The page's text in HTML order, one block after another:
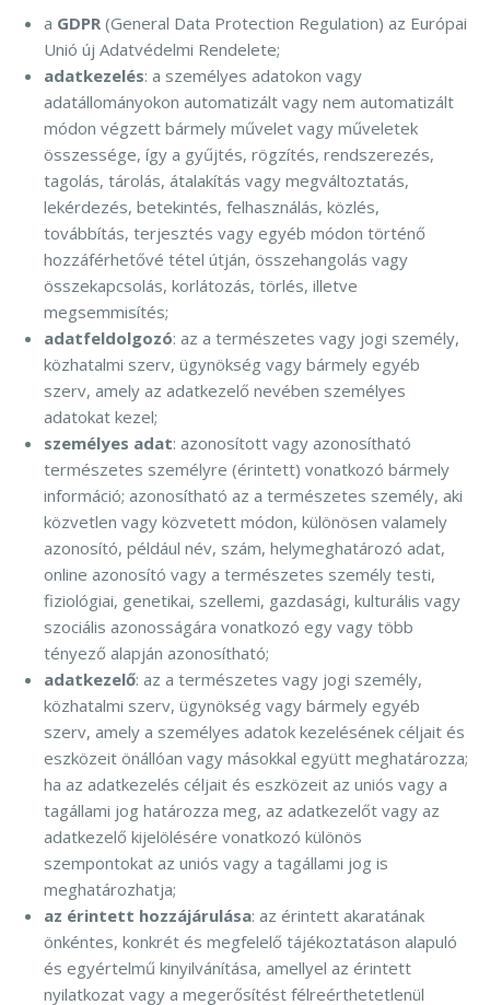
a GDPR (General Data Protection Regulation) az Európai
Unió új Adatvédelmi Rendelete;
adatkezelés: a személyes adatokon vagy
adatállományokon automatizált vagy nem automatizált
módon végzett bármely művelet vagy műveletek
összessége, így a gyűjtés, rögzítés, rendszerezés,
tagolás, tárolás, átalakítás vagy megváltoztatás,
lekérdezés, betekintés, felhasználás, közlés,
továbbítás, terjesztés vagy egyéb módon történő
hozzáférhetővé tétel útján, összehangolás vagy
összekapcsolás, korlátozás, törlés, illetve
megsemmisítés;
adatfeldolgozó: az a természetes vagy jogi személy,
közhatalmi szerv, ügynökség vagy bármely egyéb
szerv, amely az adatkezelő nevében személyes
adatokat kezel;
személyes adat: azonosított vagy azonosítható
természetes személyre (érintett) vonatkozó bármely
információ; azonosítható az a természetes személy, aki
közvetlen vagy közvetett módon, különösen valamely
azonosító, például név, szám, helymeghatározó adat,
online azonosító vagy a természetes személy testi,
fiziológiai, genetikai, szellemi, gazdasági, kulturális vagy
szociális azonosságára vonatkozó egy vagy több
tényező alapján azonosítható;
adatkezelő: az a természetes vagy jogi személy,
közhatalmi szerv, ügynökség vagy bármely egyéb
szerv, amely a személyes adatok kezelésének céljait és
eszközeit önállóan vagy másokkal együtt meghatározza;
ha az adatkezelés céljait és eszközeit az uniós vagy a
tagállami jog határozza meg, az adatkezelőt vagy az
adatkezelő kijelölésére vonatkozó különös
szempontokat az uniós vagy a tagállami jog is
meghatározhatja;
az érintett hozzájárulása: az érintett akaratának
önkéntes, konkrét és megfelelő tájékoztatáson alapuló
és egyértelmű kinyilvánítása, amellyel az érintett
nyilatkozat vagy a megerősítést félreérthetetlenül